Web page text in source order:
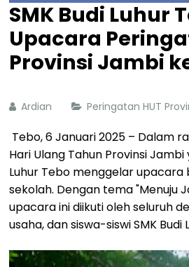
SMK Budi Luhur
Upacara
Provinsi Jambi
Ardian Peringatan HUT
Tebo, 6 Januari 2025 – Dalam
Hari Ulang Tahun Provinsi Jambi
Luhur Tebo menggelar
sekolah. Dengan tema "Menuju
upacara ini diikuti oleh seluruh
usaha, dan siswa-siswi SMK Budi